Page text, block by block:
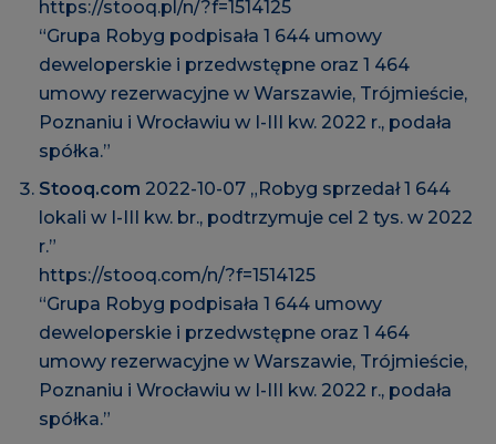
https://stooq.pl/n/?f=1514125
“Grupa Robyg podpisała 1 644 umowy
deweloperskie i przedwstępne oraz 1 464
umowy rezerwacyjne w Warszawie, Trójmieście,
Poznaniu i Wrocławiu w I-III kw. 2022 r., podała
spółka.”
Stooq.com 2022-10-07 „Robyg sprzedał 1 644
lokali w I-III kw. br., podtrzymuje cel 2 tys. w 2022
r.”
https://stooq.com/n/?f=1514125
“Grupa Robyg podpisała 1 644 umowy
deweloperskie i przedwstępne oraz 1 464
umowy rezerwacyjne w Warszawie, Trójmieście,
Poznaniu i Wrocławiu w I-III kw. 2022 r., podała
spółka.”